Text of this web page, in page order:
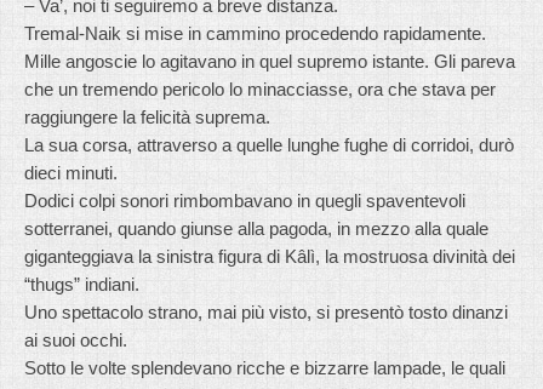
– Va’, noi ti seguiremo a breve distanza.
Tremal-Naik si mise in cammino procedendo rapidamente.
Mille angoscie lo agitavano in quel supremo istante. Gli pareva
che un tremendo pericolo lo minacciasse, ora che stava per
raggiungere la felicità suprema.
La sua corsa, attraverso a quelle lunghe fughe di corridoi, durò
dieci minuti.
Dodici colpi sonori rimbombavano in quegli spaventevoli
sotterranei, quando giunse alla pagoda, in mezzo alla quale
giganteggiava la sinistra figura di Kâlì, la mostruosa divinità dei
“thugs” indiani.
Uno spettacolo strano, mai più visto, si presentò tosto dinanzi
ai suoi occhi.
Sotto le volte splendevano ricche e bizzarre lampade, le quali